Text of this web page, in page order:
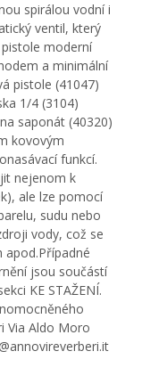
spirálou vodní i
ventil, který
moderní
a minimální
pistole (41047)
1/4 (3104)
saponát (40320)
kovovým
funkcí.
nejenom k
ale lze pomocí
sudu nebo
vody, což se
apod.Případné
jsou součástí
KE STAŽENÍ.
Via Aldo Moro